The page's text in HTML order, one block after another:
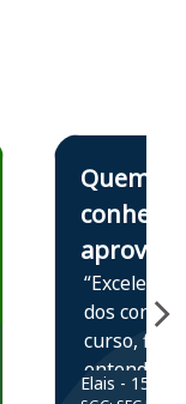
em
Estudante Elais
Quem
conhece,
aprova
“Excelente
dos
curso,
entender e
prática
Elais - 15/07/